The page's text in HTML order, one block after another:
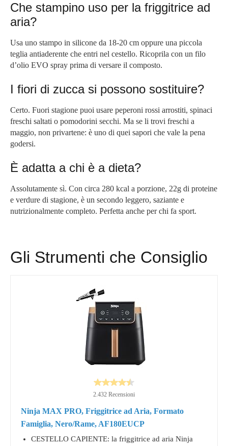
Che stampino uso per la friggitrice ad
aria?
Usa uno stampo in silicone da 18-20 cm oppure una piccola
teglia antiaderente che entri nel cestello. Ricoprila con un filo
d’olio EVO spray prima di versare il composto.
I fiori di zucca si possono sostituire?
Certo. Fuori stagione puoi usare peperoni rossi arrostiti, spinaci
freschi saltati o pomodorini secchi. Ma se li trovi freschi a
maggio, non privartene: è uno di quei sapori che vale la pena
godersi.
È adatta a chi è a dieta?
Assolutamente sì. Con circa 280 kcal a porzione, 22g di proteine
e verdure di stagione, è un secondo leggero, saziante e
nutrizionalmente completo. Perfetta anche per chi fa sport.
Gli Strumenti che Consiglio
2.432 Recensioni
Ninja MAX PRO, Friggitrice ad Aria, Formato
Famiglia, Nero/Rame, AF180EUCP
CESTELLO CAPIENTE: la friggitrice ad aria Ninja